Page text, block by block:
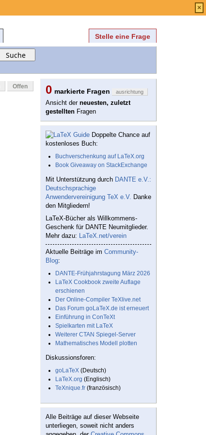
Stelle eine Frage
Offen 0 markierte Fragen ausrichtung
Ansicht der neuesten, zuletzt
gestellten Fragen
Doppelte Chance auf
kostenloses Buch:
Buchverschenkung auf LaTeX.org
Book Giveaway on StackExchange
Mit Unterstützung durch DANTE e.V.:
Deutschsprachige
Anwendervereinigung TeX e.V. Danke
den Mitgliedern!
LaTeX-Bücher als Willkommens-
Geschenk für DANTE Neumitglieder.
Mehr dazu: LaTeX.net/verein
Aktuelle Beiträge im Community-
Blog:
DANTE-Frühjahrstagung März 2026
LaTeX Cookbook zweite Auflage
erschienen
Der Online-Compiler TeXlive.net
Das Forum goLaTeX.de ist erneuert
Einführung in ConTeXt
Spielkarten mit LaTeX
Weiterer CTAN Spiegel-Server
Mathematisches Modell plotten
Diskussionsforen:
goLaTeX (Deutsch)
LaTeX.org (Englisch)
TeXnique.fr (französisch)
Alle Beiträge auf dieser Webseite
unterliegen, soweit nicht anders
×